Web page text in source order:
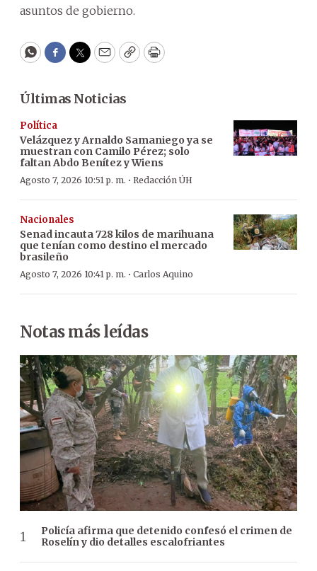
asuntos de gobierno.
WhatsApp
Facebook
Twitter
EmailCopyPrint
Últimas Noticias
Política
Velázquez y Arnaldo Samaniego ya se
muestran con Camilo Pérez; solo
faltan Abdo Benítez y Wiens
Agosto 7, 2026 10:51 p. m. · Redacción ÚH
Nacionales
Senad incauta 728 kilos de marihuana
que tenían como destino el mercado
brasileño
Agosto 7, 2026 10:41 p. m. · Carlos Aquino
Notas más leídas
Policía afirma que detenido confesó el crimen de
Roselín y dio detalles escalofriantes